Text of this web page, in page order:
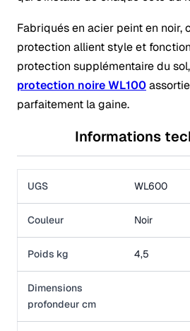
Fabriqués en acier peint en noir,
protection allient style et
protection supplémentaire du
protection noire WL100
parfaitement la gaine.
Informations
UGS WL600
Couleur Noir
Poids kg 4,5
Dimensions
profondeur cm